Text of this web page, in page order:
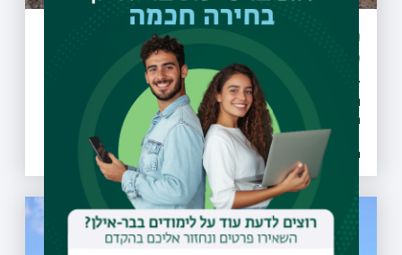
מיזם "קחו אתכם את הזבל" יקודם בעולם
כפורץ דרך
27 מועצות מקומיות ומועצות אזוריות חתמו על אמנת המיזם
והתחייבו לבצע הסברה, חינוך, ואכיפה ברוחו, החלו פעילויות
הסברה חינוך ואכיפה ברשויות ו-30 רשויות נוספות הביעו נכונות
להצטרף גם הן למיזם
26.07.2021 | טז אב